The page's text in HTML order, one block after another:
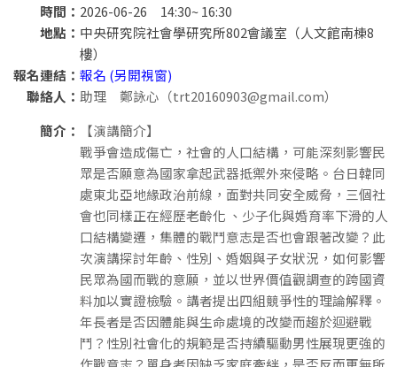
時間： 2026-06-26 14:30~ 16:30
地點： 中央研究院社會學研究所802會議室（人文館南棟8
樓）
報名連結： 報名 (另開視窗)
聯絡人： 助理 鄭詠心（trt20160903@gmail.com）
簡介：
【演講簡介】
戰爭會造成傷亡，社會的人口結構，可能深刻影響民
眾是否願意為國家拿起武器抵禦外來侵略。台日韓同
處東北亞地緣政治前線，面對共同安全威脅，三個社
會也同樣正在經歷老齡化 、少子化與婚育率下滑的人
口結構變遷，集體的戰鬥意志是否也會跟著改變？此
次演講探討年齡、性別、婚姻與子女狀況，如何影響
民眾為國而戰的意願，並以世界價值觀調查的跨國資
料加以實證檢驗。講者提出四組競爭性的理論解釋。
年長者是否因體能與生命處境的改變而趨於迴避戰
鬥？性別社會化的規範是否持續驅動男性展現更強的